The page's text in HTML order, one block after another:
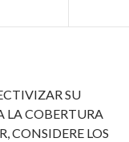
SU
LA COBERTURA
CONSIDERE LOS